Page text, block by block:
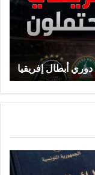
أبطال إفريقيا